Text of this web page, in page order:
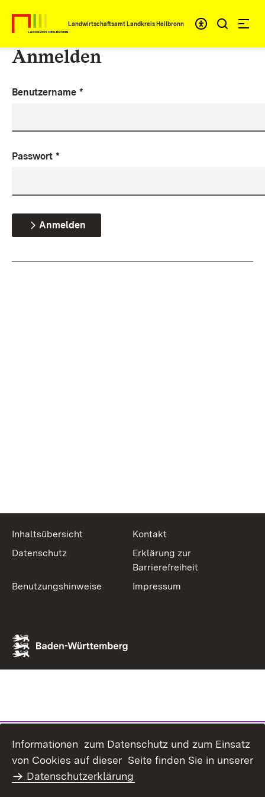
Zum Inhalt springen
Landwirtschaftsamt Landkreis Heilbronn
Anmelden
Benutzername *
Passwort *
Anmelden
Inhaltsübersicht
Kontakt
Datenschutz
Erklärung zur
Barrierefreiheit
Benutzungshinweise
Impressum
Informationen zum Datenschutz und zum Einsatz
von Cookies auf dieser Seite finden Sie in unserer
Datenschutzerklärung